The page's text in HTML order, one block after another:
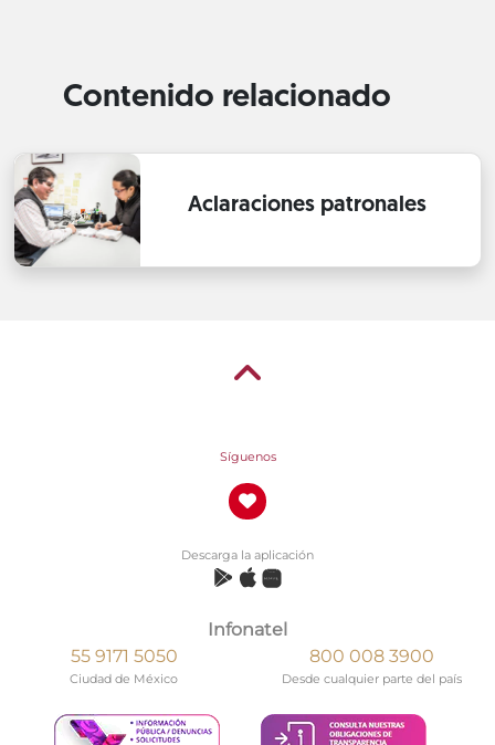
Contenido relacionado
Aclaraciones patronales
Síguenos
Descarga la aplicación
Infonatel
55 9171 5050
Ciudad de México
800 008 3900
Desde cualquier parte del país